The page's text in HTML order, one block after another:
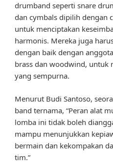
drumband seperti snare
dan cymbals dipilih dengan
untuk menciptakan
harmonis. Mereka juga
dengan baik dengan
brass dan woodwind, untuk
yang sempurna.
Menurut Budi Santoso,
band ternama, “Peran alat
lomba ini tidak boleh
mampu menunjukkan
bermain dan kekompakan
tim.”